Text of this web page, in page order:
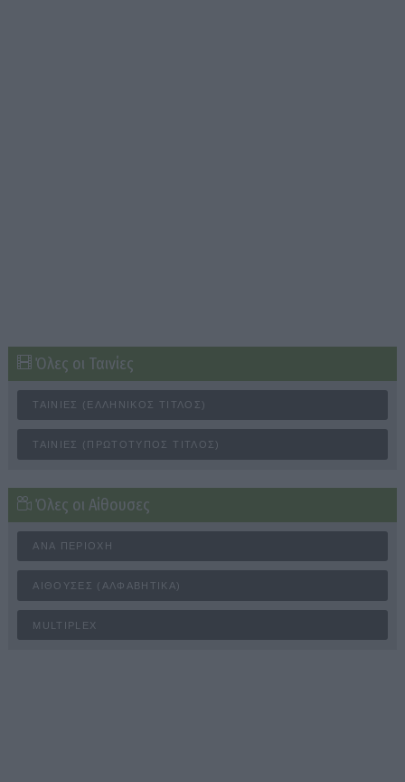
Όλες οι Ταινίες
ΤΑΙΝΊΕΣ (ΕΛΛΗΝΙΚΌΣ ΤΊΤΛΟΣ)
ΤΑΙΝΊΕΣ (ΠΡΩΤΌΤΥΠΟΣ ΤΊΤΛΟΣ)
Όλες οι Αίθουσες
ΑΝΆ ΠΕΡΙΟΧΉ
ΑΊΘΟΥΣΕΣ (ΑΛΦΑΒΗΤΙΚΆ)
MULTIPLEX